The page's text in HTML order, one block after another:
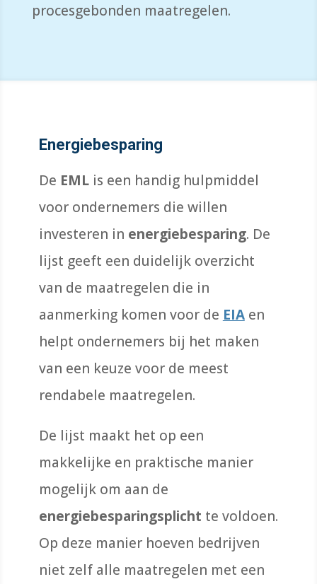
procesgebonden maatregelen.
Energiebesparing
De EMLis een handig hulpmiddel
voor ondernemers die willen
investeren in energiebesparing. De
lijst geeft een duidelijk overzicht
van de maatregelen die in
aanmerking komen voor de EIAen
helpt ondernemers bij het maken
van een keuze voor de meest
rendabele maatregelen.
De lijst maakt het op een
makkelijke en praktische manier
mogelijk om aan de
energiebesparingsplicht te voldoen.
Op deze manier hoeven bedrijven
niet zelf alle maatregelen met een